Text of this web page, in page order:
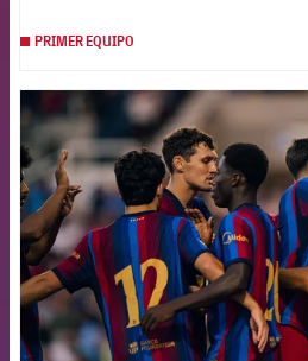
PRIMER EQUIPO
FCB